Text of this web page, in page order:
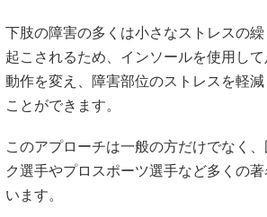
下肢の障害の多くは小さなストレスの
起こされるため、インソールを使用し
動作を変え、障害部位のストレスを軽
ことができます。
このアプローチは一般の方だけでなく
ク選手やプロスポーツ選手など多くの
います。